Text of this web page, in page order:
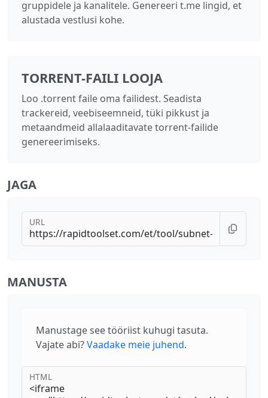
gruppidele ja kanalitele. Genereeri t.me lingid, et
alustada vestlusi kohe.
TORRENT-FAILI LOOJA
Loo .torrent faile oma failidest. Seadista
trackereid, veebiseemneid, tüki pikkust ja
metaandmeid allalaaditavate torrent-failide
genereerimiseks.
JAGA
URL
MANUSTA
Manustage see tööriist kuhugi tasuta.
Vajate abi?Vaadake meie juhend.
HTML